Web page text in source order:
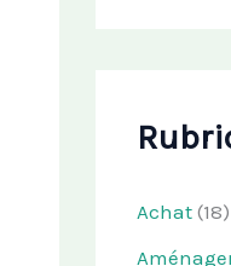
Achat (18)